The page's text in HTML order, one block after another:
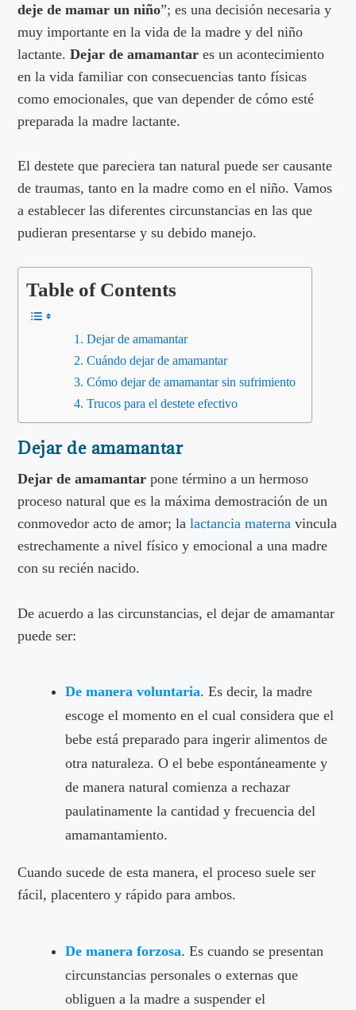
deje de mamar un niño”; es una decisión necesaria y
muy importante en la vida de la madre y del niño
lactante. Dejar de amamantares un acontecimiento
en la vida familiar con consecuencias tanto físicas
como emocionales, que van depender de cómo esté
preparada la madre lactante.
El destete que pareciera tan natural puede ser causante
de traumas, tanto en la madre como en el niño. Vamos
a establecer las diferentes circunstancias en las que
pudieran presentarse y su debido manejo.
Table of Contents
Dejar de amamantar
Cuándo dejar de amamantar
Cómo dejar de amamantar sin sufrimiento
Trucos para el destete efectivo
Dejar de amamantar
Dejar de amamantar pone término a un hermoso
proceso natural que es la máxima demostración de un
conmovedor acto de amor; lalactancia materna vincula
estrechamente a nivel físico y emocional a una madre
con su recién nacido.
De acuerdo a las circunstancias, el dejar de amamantar
puede ser:
De manera voluntaria. Es decir, la madre
escoge el momento en el cual considera que el
bebe está preparado para ingerir alimentos de
otra naturaleza. O el bebe espontáneamente y
de manera natural comienza a rechazar
paulatinamente la cantidad y frecuencia del
amamantamiento.
Cuando sucede de esta manera, el proceso suele ser
fácil, placentero y rápido para ambos.
De manera forzosa. Es cuando se presentan
circunstancias personales o externas que
obliguen a la madre a suspender el